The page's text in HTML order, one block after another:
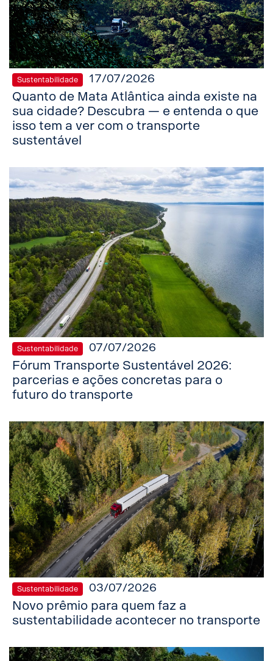
Sustentabilidade 17/07/2026
Quanto de Mata Atlântica ainda existe na
sua cidade? Descubra — e entenda o que
isso tem a ver com o transporte
sustentável
Sustentabilidade 07/07/2026
Fórum Transporte Sustentável 2026:
parcerias e ações concretas para o
futuro do transporte
Sustentabilidade 03/07/2026
Novo prêmio para quem faz a
sustentabilidade acontecer no transporte